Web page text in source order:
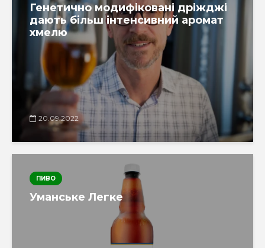
Генетично модифіковані дріжджі
дають більш інтенсивний аромат
хмелю
20.09.2022
ПИВО
Уманське Легке